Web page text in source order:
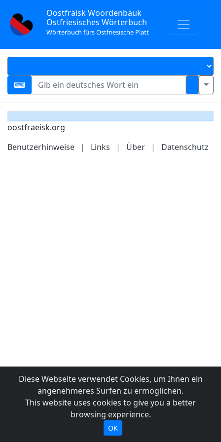
Oostfräisk Woordenbauk
Ostfriesisches Wörterbuch
Wörterbuch fürs Ostfriesische Platt
oostfraeisk.org
Benutzerhinweise
| Links | Über | Datenschutz
Diese Webseite verwendet Cookies, um Ihnen ein
angenehmeres Surfen zu ermöglichen.
This website uses cookies to give you a better
browsing experience.
OK